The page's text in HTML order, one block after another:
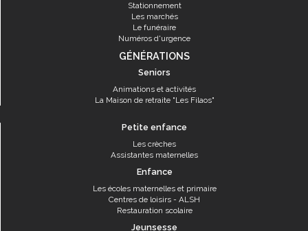
Stationnement
Les marchés
Le funéraire
Numéros d'urgence
GÉNÉRATIONS
Seniors
Animations et activités
La Maison de retraite "Les Filaos"
Petite enfance
Les crèches
Assistantes maternelles
Enfance
Les écoles maternelles et primaire
Centres de loisirs - ALSH
Restauration scolaire
Jeunsesse